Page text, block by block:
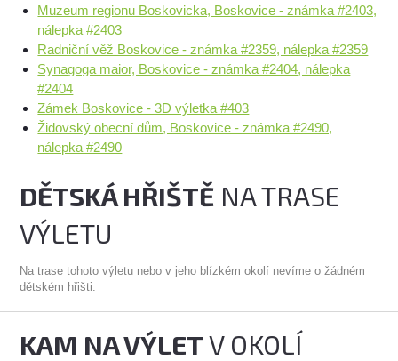
Muzeum regionu Boskovicka, Boskovice - známka #2403,
nálepka #2403
Radniční věž Boskovice - známka #2359, nálepka #2359
Synagoga maior, Boskovice - známka #2404, nálepka
#2404
Zámek Boskovice - 3D výletka #403
Židovský obecní dům, Boskovice - známka #2490,
nálepka #2490
DĚTSKÁ HŘIŠTĚ NA TRASE
VÝLETU
Na trase tohoto výletu nebo v jeho blízkém okolí nevíme o žádném
dětském hřišti.
KAM NA VÝLETV OKOLÍ